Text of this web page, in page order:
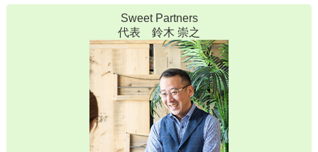
Sweet Partners
代表 鈴木 崇之